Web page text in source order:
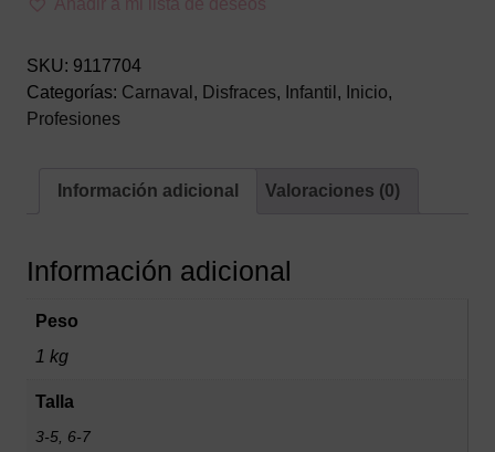
INFANTIL
Añadir a mi lista de deseos
SKU: 9117704
Categorías: Carnaval , Disfraces, Infantil , Inicio,
Profesiones
Información adicional Valoraciones (0)
Información adicional
Peso
1 kg
Talla
3-5, 6-7